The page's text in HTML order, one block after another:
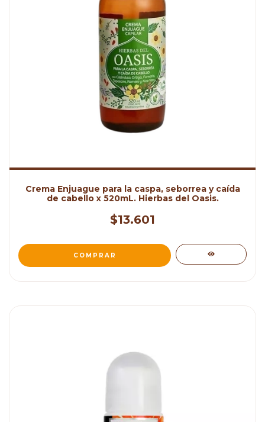
Crema Enjuague para la caspa, seborrea y caída
de cabello x 520mL. Hierbas del Oasis.
$13.601